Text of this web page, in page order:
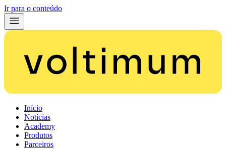
Ir para o conteúdo
Início
Notícias
Academy
Produtos
Parceiros